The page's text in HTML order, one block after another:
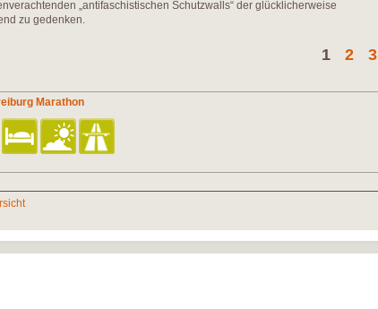
„antifaschistischen Schutzwalls“ der glücklicherweise
zu gedenken.
1 2 3
Marathon